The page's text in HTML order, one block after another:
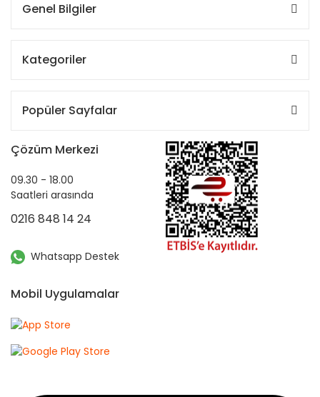
Genel Bilgiler
Kategoriler
Popüler Sayfalar
Çözüm Merkezi
09.30 - 18.00
Saatleri arasında
0216 848 14 24
Whatsapp Destek
Mobil Uygulamalar